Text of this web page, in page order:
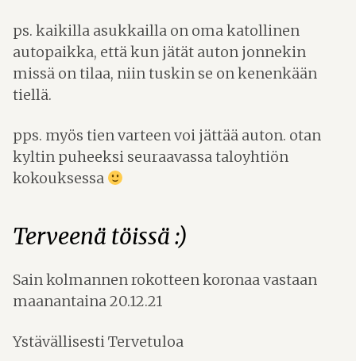
ps. kaikilla asukkailla on oma katollinen
autopaikka, että kun jätät auton jonnekin
missä on tilaa, niin tuskin se on kenenkään
tiellä.
pps. myös tien varteen voi jättää auton. otan
kyltin puheeksi seuraavassa taloyhtiön
kokouksessa
Terveenä töissä :)
Sain kolmannen rokotteen koronaa vastaan
maanantaina 20.12.21
Ystävällisesti Tervetuloa